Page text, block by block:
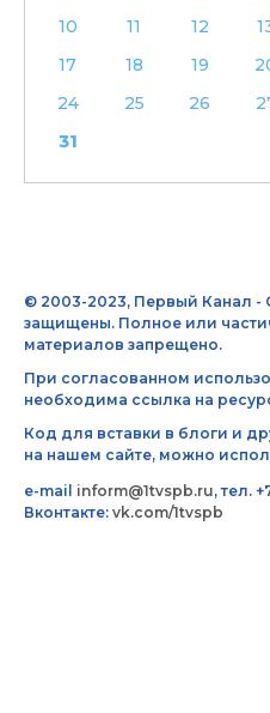
10
11 12
17
18 19
24
25 26
31
© 2003-2023, Первый Канал -
защищены. Полное или
материалов запрещено.
При согласованном
необходима ссылка на
Код для вставки в блоги и
на нашем сайте, можно
e-mail inform@1tvspb.ru, тел.
Вконтакте: vk.com/1tvspb